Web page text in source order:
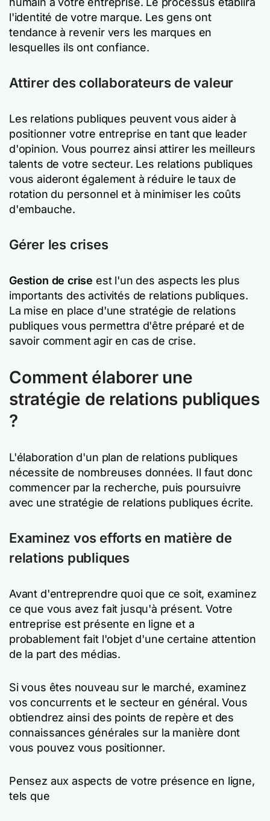
l'identité de votre marque. Les gens ont
tendance à revenir vers les marques en
lesquelles ils ont confiance.
Attirer des collaborateurs de valeur
Les relations publiques peuvent vous aider à
positionner votre entreprise en tant que leader
d'opinion. Vous pourrez ainsi attirer les meilleurs
talents de votre secteur. Les relations publiques
vous aideront également à réduire le taux de
rotation du personnel et à minimiser les coûts
d'embauche.
Gérer les crises
Gestion de crise est l'un des aspects les plus
importants des activités de relations publiques.
La mise en place d'une stratégie de relations
publiques vous permettra d'être préparé et de
savoir comment agir en cas de crise.
Comment élaborer une
stratégie de relations publiques
?
L'élaboration d'un plan de relations publiques
nécessite de nombreuses données. Il faut donc
commencer par la recherche, puis poursuivre
avec une stratégie de relations publiques écrite.
Examinez vos efforts en matière de
relations publiques
Avant d'entreprendre quoi que ce soit, examinez
ce que vous avez fait jusqu'à présent. Votre
entreprise est présente en ligne et a
probablement fait l'objet d'une certaine attention
de la part des médias.
Si vous êtes nouveau sur le marché, examinez
vos concurrents et le secteur en général. Vous
obtiendrez ainsi des points de repère et des
connaissances générales sur la manière dont
vous pouvez vous positionner.
Pensez aux aspects de votre présence en ligne,
tels que